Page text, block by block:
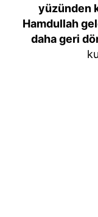
yüzünden
Hamdullah
daha geri